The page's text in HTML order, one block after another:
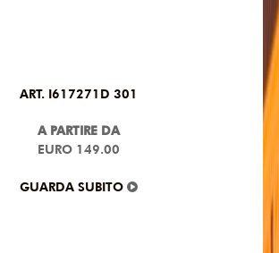
ART. I617271D 301
A PARTIRE DA
EURO 149.00
GUARDA SUBITO